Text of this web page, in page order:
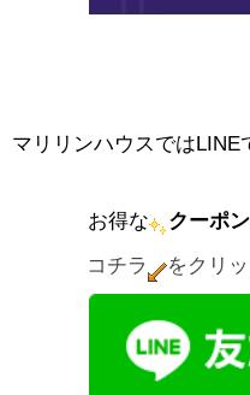
マリリンハウスでは
お得な
クーポン
コチラ
をクリ